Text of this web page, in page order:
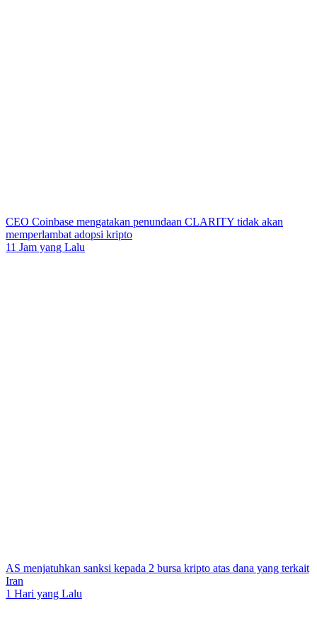
CEO Coinbase mengatakan penundaan CLARITY tidak akan
memperlambat adopsi kripto
11 Jam yang Lalu
AS menjatuhkan sanksi kepada 2 bursa kripto atas dana yang terkait
Iran
1 Hari yang Lalu